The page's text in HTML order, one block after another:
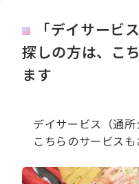
「デイサービ
探しの方は、こ
ます
デイサービス（通所
こちらのサービスも